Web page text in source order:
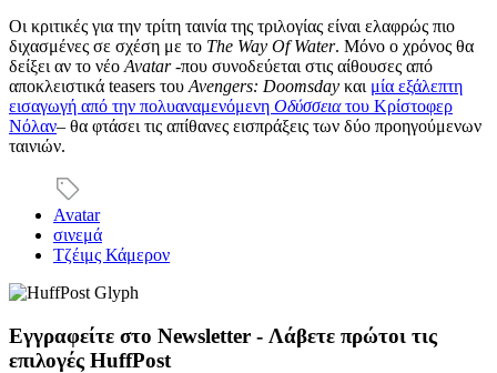
Οι κριτικές για την τρίτη ταινία της τριλογίας είναι ελαφρώς πιο
διχασμένες σε σχέση με το The Way Of Water. Μόνο ο χρόνος θα
δείξει αν το νέο Avatar-που συνοδεύεται στις αίθουσες από
αποκλειστικά teasers του Avengers: Doomsday και μία εξάλεπτη
εισαγωγή από την πολυαναμενόμενη Οδύσσειατου Κρίστοφερ
Νόλαν– θα φτάσει τις απίθανες εισπράξεις των δύο προηγούμενων
ταινιών.
Avatar
σινεμά
Τζέιμς Κάμερον
Εγγραφείτε στο Newsletter - Λάβετε πρώτοι τις
επιλογές HuffPost